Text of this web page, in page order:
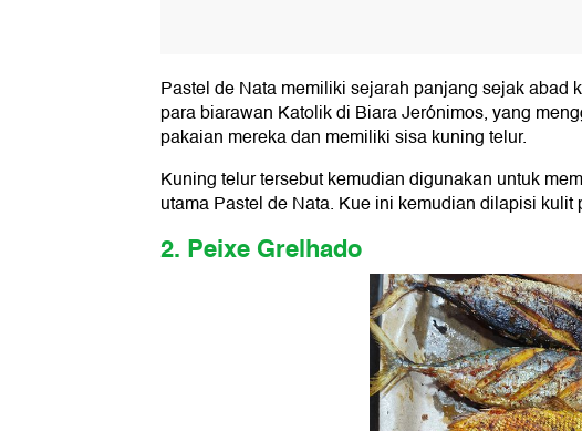
Pastel de Nata memiliki sejarah panjang sejak abad
para biarawan Katolik di Biara Jerónimos, yang
pakaian mereka dan memiliki sisa kuning telur.
Kuning telur tersebut kemudian digunakan untuk
utama Pastel de Nata. Kue ini kemudian dilapisi
2. Peixe Grelhado